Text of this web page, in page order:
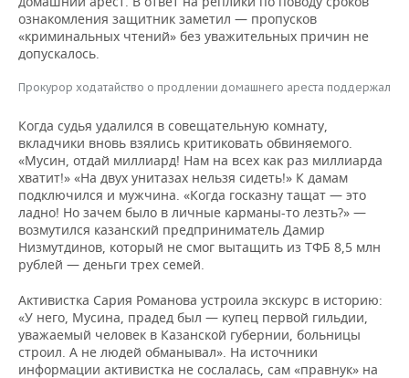
ознакомления защитник заметил — пропусков
«криминальных чтений» без уважительных причин не
допускалось.
Прокурор ходатайство о продлении домашнего ареста поддержал
Когда судья удалился в совещательную комнату,
вкладчики вновь взялись критиковать обвиняемого.
«Мусин, отдай миллиард! Нам на всех как раз миллиарда
хватит!» «На двух унитазах нельзя сидеть!» К дамам
подключился и мужчина. «Когда госказну тащат — это
ладно! Но зачем было в личные карманы-то лезть?» —
возмутился казанский предприниматель Дамир
Низмутдинов, который не смог вытащить из ТФБ 8,5 млн
рублей — деньги трех семей.
Активистка Сария Романова устроила экскурс в историю:
«У него, Мусина, прадед был — купец первой гильдии,
уважаемый человек в Казанской губернии, больницы
строил. А не людей обманывал». На источники
информации активистка не сослалась, сам «правнук» на